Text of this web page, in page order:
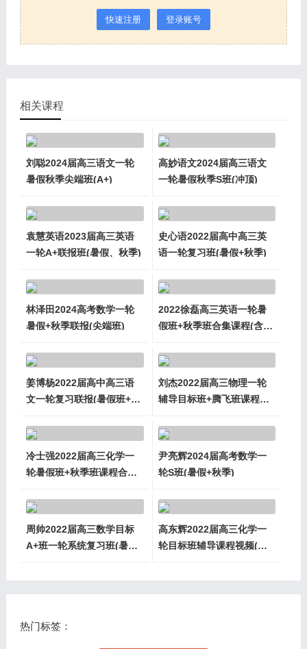
快速注册 登录账号
相关课程
刘聪2024届高三语文一轮
暑假秋季尖端班(A+)
高妙语文2024届高三语文
一轮暑假秋季S班(冲顶)
袁慧英语2023届高三英语
一轮A+联报班(暑假、秋季)
史心语2022届高中高三英
语一轮复习班(暑假+秋季)
林泽田2024高考数学一轮
暑假+秋季联报(尖端班)
2022徐磊高三英语一轮暑
假班+秋季班合集课程(含小
姜博杨2022届高中高三语
文一轮复习联报(暑假班+秋
刘杰2022届高三物理一轮
辅导目标班+腾飞班课程合
冷士强2022届高三化学一
轮暑假班+秋季班课程合集
尹亮辉2024届高考数学一
轮S班(暑假+秋季)
周帅2022届高三数学目标
A+班一轮系统复习班(暑假
高东辉2022届高三化学一
轮目标班辅导课程视频(暑
热门标签：